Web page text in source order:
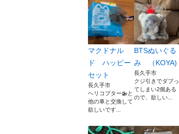
マクドナル
ド ハッピー
セット
長久手市
ヘリコプター🚁と
他の車と交換して
欲しいです...
BTSぬいぐる
み （KOYA)
長久手市
クジ引きでダブっ
てしまい2個ある
ので、欲しい...